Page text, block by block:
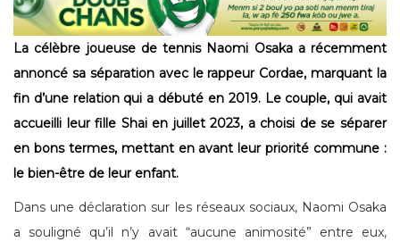
La célèbre joueuse de tennis Naomi Osaka a récemment
annoncé sa séparation avec le rappeur Cordae, marquant la
fin d’une relation qui a débuté en 2019. Le couple, qui avait
accueilli leur fille Shai en juillet 2023, a choisi de se séparer
en bons termes, mettant en avant leur priorité commune :
le bien-être de leur enfant.
Dans une déclaration sur les réseaux sociaux, Naomi Osaka
a souligné qu’il n’y avait “aucune animosité” entre eux,